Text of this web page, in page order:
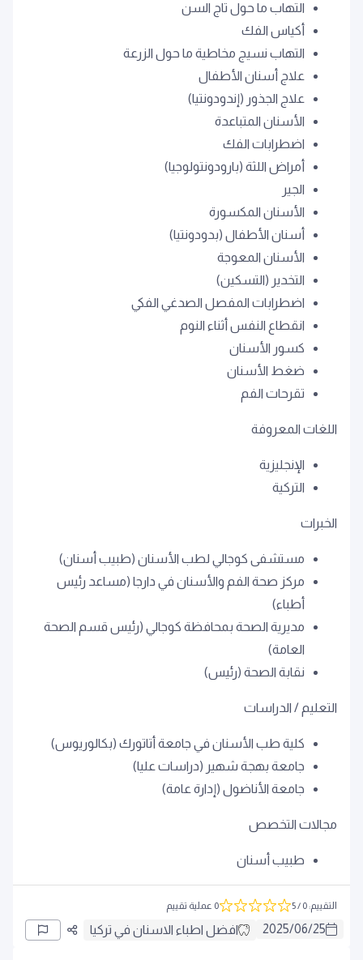
التهاب ما حول تاج السن
أكياس الفك
التهاب نسيج مخاطية ما حول الزرعة
علاج أسنان الأطفال
علاج الجذور (إندودونتيا)
الأسنان المتباعدة
اضطرابات الفك
أمراض اللثة (بارودونتولوجيا)
الجير
الأسنان المكسورة
أسنان الأطفال (بدودونتيا)
الأسنان المعوجة
التخدير (التسكين)
اضطرابات المفصل الصدغي الفكي
انقطاع النفس أثناء النوم
كسور الأسنان
ضغط الأسنان
تقرحات الفم
اللغات المعروفة
الإنجليزية
التركية
الخبرات
مستشفى كوجالي لطب الأسنان (طبيب أسنان)
مركز صحة الفم والأسنان في دارجا (مساعد رئيس
أطباء)
مديرية الصحة بمحافظة كوجالي (رئيس قسم الصحة
العامة)
نقابة الصحة (رئيس)
التعليم / الدراسات
كلية طب الأسنان في جامعة أتاتورك (بكالوريوس)
جامعة بهجة شهير (دراسات عليا)
جامعة الأناضول (إدارة عامة)
مجالات التخصص
طبيب أسنان
التقييم:
0
/ 5 0 عملية تقييم
2025/06/25 افضل اطباء الاسنان في تركيا